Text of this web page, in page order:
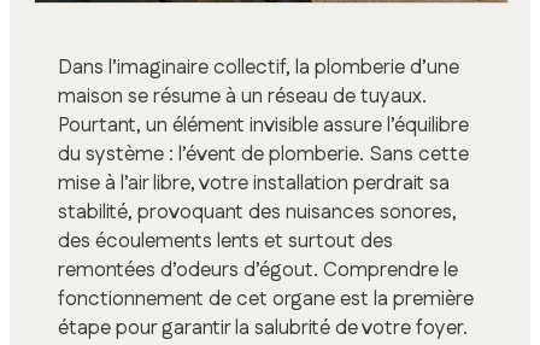
Dans l’imaginaire collectif, la plomberie d’une
maison se résume à un réseau de tuyaux.
Pourtant, un élément invisible assure l’équilibre
du système : l’évent de plomberie. Sans cette
mise à l’air libre, votre installation perdrait sa
stabilité, provoquant des nuisances sonores,
des écoulements lents et surtout des
remontées d’odeurs d’égout. Comprendre le
fonctionnement de cet organe est la première
étape pour garantir la salubrité de votre foyer.